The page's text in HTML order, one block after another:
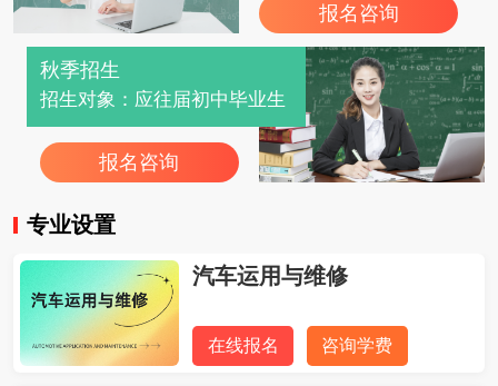
报名咨询
秋季招生
招生对象：应往届初中毕业生
报名咨询
专业设置
汽车运用与维修
在线报名 咨询学费